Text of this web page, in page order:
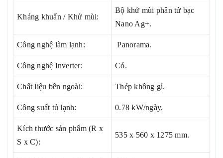
Kháng khuẩn / Khử mùi:
Bộ khử mùi phân tử bạc
Nano Ag+.
Công nghệ làm lạnh: Panorama.
Công nghệ Inverter: Có.
Chất liệu bên ngoài: Thép không gỉ.
Công suất tủ lạnh: 0.78 kW/ngày.
Kích thước sản phẩm (R x
S x C):
535 x 560 x 1275 mm.